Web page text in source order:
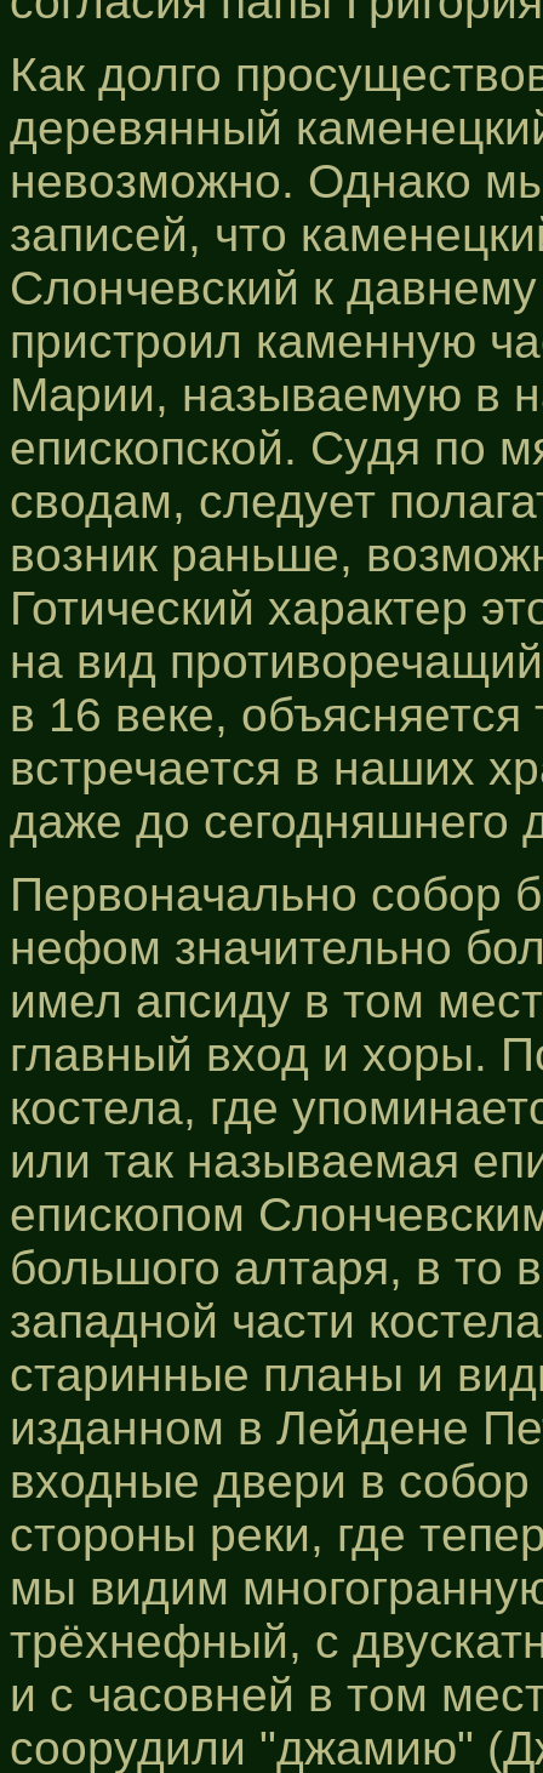
Как долго
деревянный
невозможно. Однако
записей, что
Слончевский к
пристроил каменную
Марии, называемую в
епископской. Судя по
сводам, следует
возник раньше,
Готический характер
на вид
в 16 веке, объясняется
встречается в наших
даже до сегодняшнего
Первоначально собор
нефом значительно
имел апсиду в том
главный вход и хоры.
костела, где
или так называемая
епископом
большого алтаря, в то
западной части
старинные планы и
изданном в Лейдене
входные двери в
стороны реки, где
мы видим
трёхнефный, с
и с часовней в том
соорудили "джамию"